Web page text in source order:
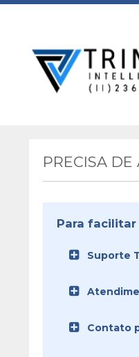
PRECISA DE
Para facilitar
Suporte
Contato